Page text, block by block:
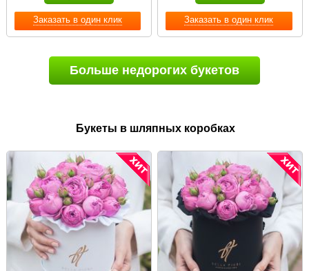
Заказать в один клик Заказать в один клик
Больше недорогих букетов
Букеты в шляпных коробках